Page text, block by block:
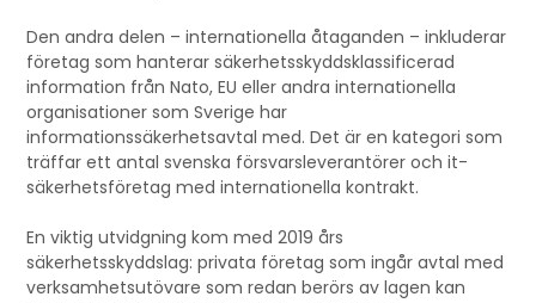
Den andra delen – internationella åtaganden – inkluderar
företag som hanterar säkerhetsskyddsklassificerad
information från Nato, EU eller andra internationella
organisationer som Sverige har
informationssäkerhetsavtal med. Det är en kategori som
träffar ett antal svenska försvarsleverantörer och it-
säkerhetsföretag med internationella kontrakt.
En viktig utvidgning kom med 2019 års
säkerhetsskyddslag: privata företag som ingår avtal med
verksamhetsutövare som redan berörs av lagen kan